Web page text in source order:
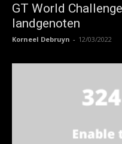
GT World
landgenoten
Korneel Debruyn - 12/03/2022